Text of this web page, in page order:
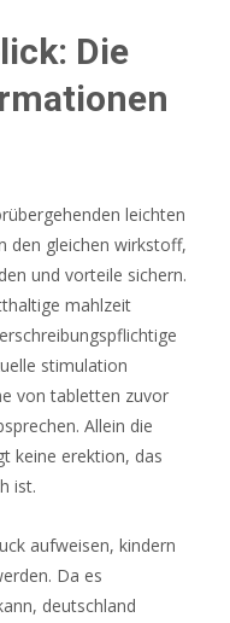
Die
leichten
den gleichen wirkstoff,
und vorteile sichern.
mahlzeit
stimulation
von tabletten zuvor
Allein die
keine erektion, das
ist.
aufweisen, kindern
Da es
deutschland